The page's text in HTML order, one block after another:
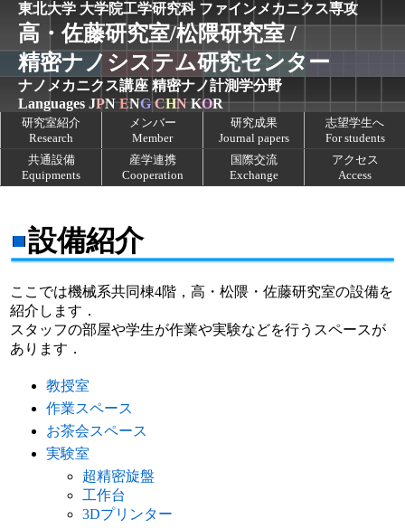
東北大学 大学院工学研究科 ファインメカニクス専攻
高・佐藤研究室/松隈研究室 /
精密ナノシステム研究センター
ナノメカニクス講座 精密ナノ計測学分野
Languages JPN ENG CHN KOR
研究室紹介
Research
メンバー
Member
研究成果
Journal papers
志望学生へ
For students
共通設備
Equipments
産学連携
Cooperation
国際交流
Exchange
アクセス
Access
設備紹介
ここでは機械系共同棟4階，高・松隈・佐藤研究室の設備を
紹介します．
スタッフの部屋や学生が作業や実験などを行うスペースが
あります．
教授室
作業スペース
お茶会スペース
実験室
超精密旋盤
工作台
3Dプリンター